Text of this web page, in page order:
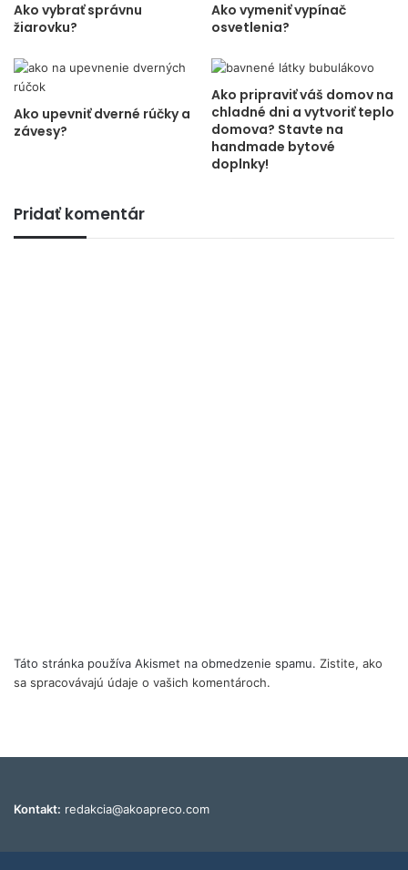
Ako vybrať správnu
žiarovku?
Ako vymeniť vypínač
osvetlenia?
Ako upevniť dverné rúčky a
závesy?
Ako pripraviť váš domov na
chladné dni a vytvoriť teplo
domova? Stavte na
handmade bytové
doplnky!
Pridať komentár
Táto stránka používa Akismet na obmedzenie spamu. Zistite, ako
sa spracovávajú údaje o vašich komentároch.
Kontakt: redakcia@akoapreco.com